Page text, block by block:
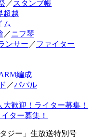
／ スタンプ帳
超越
ム
／ニフ琴
ンサー ／ファイター
編成
／パパル
歓迎！ライター募集！
ター募集！
ジー」生放送特別号